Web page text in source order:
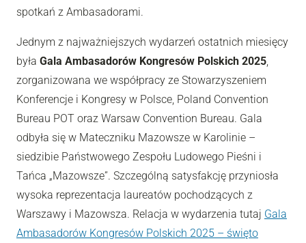
spotkań z Ambasadorami.
Jednym z najważniejszych wydarzeń ostatnich miesięcy
była Gala Ambasadorów Kongresów Polskich 2025
zorganizowana we współpracy ze Stowarzyszeniem
Konferencje i Kongresy w Polsce, Poland Convention
Bureau POT oraz Warsaw Convention Bureau. Gala
odbyła się w Mateczniku Mazowsze w Karolinie –
siedzibie Państwowego Zespołu Ludowego Pieśni i
Tańca „Mazowsze”. Szczególną satysfakcję przyniosła
wysoka reprezentacja laureatów pochodzących z
Warszawy i Mazowsza. Relacja w wydarzenia tutaj Gala
Ambasadorów Kongresów Polskich 2025 – święto